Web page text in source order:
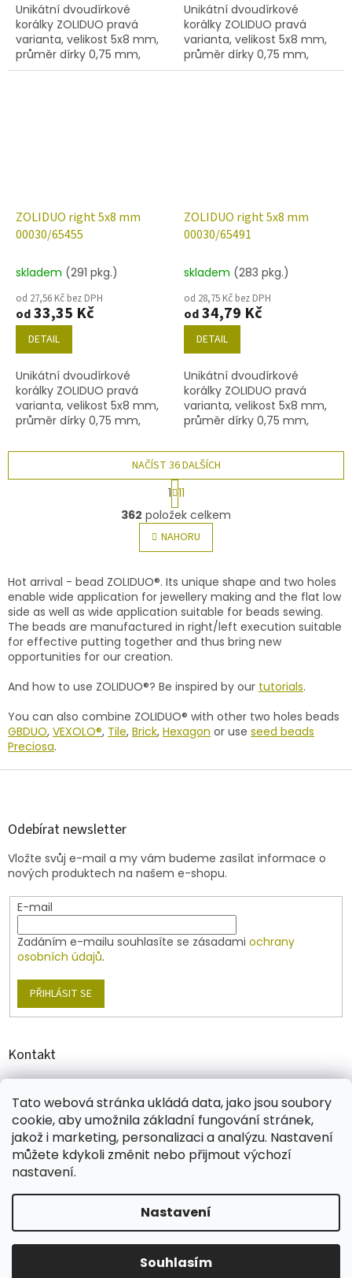
Tato webová stránka ukládá data, jako jsou soubory
cookie, aby umožnila základní fungování stránek,
jakož i marketing, personalizaci a analýzu. Nastavení
můžete kdykoli změnit nebo přijmout výchozí
nastavení.
Nastavení
Souhlasím
Unikátní dvoudírkové
korálky ZOLIDUO pravá
varianta, velikost 5x8 mm,
průměr dírky 0,75 mm,
obsah balení 20 ks nebo
Unikátní dvoudírkové
korálky ZOLIDUO pravá
varianta, velikost 5x8 mm,
průměr dírky 0,75 mm,
obsah balení 20 ks nebo
ZOLIDUO right 5x8 mm
00030/65455
skladem (291 pkg.)
od 27,56 Kč bez DPH
od33,35 Kč
DETAIL
Unikátní dvoudírkové
korálky ZOLIDUO pravá
varianta, velikost 5x8 mm,
průměr dírky 0,75 mm,
níže uvedené. Barva křišťál
ZOLIDUO right 5x8 mm
00030/65491
skladem (283 pkg.)
od 28,75 Kč bez DPH
od34,79 Kč
DETAIL
Unikátní dvoudírkové
korálky ZOLIDUO pravá
varianta, velikost 5x8 mm,
průměr dírky 0,75 mm,
níže uvedené. Barva křišťál
s listrem 65492
O
v
l
á
a
c
í
p
r
y
ý
p
u
NAČÍST 36 DALŠÍCH
S
t
r
á
n
k
v
á
n
í
1 11
362 položek celkem
NAHORU
Hot arrival - bead ZOLIDUO®. Its unique shape and two holes
enable wide application for jewellery making and the flat low
side as well as wide application suitable for beads sewing.
The beads are manufactured in right/left execution suitable
for effective putting together and thus bring new
opportunities for our creation.
And how to use ZOLIDUO®? Be inspired by our tutorials.
You can also combine ZOLIDUO® with other two holes beads
GBDUO, VEXOLO®, Tile, Brick, Hexagon or use seed beads
Preciosa.
Z
Odebírat newsletter
Vložte svůj e-mail a my vám budeme zasílat informace o
nových produktech na našem e-shopu.
E-mail
Zadáním e-mailu souhlasíte se zásadami ochrany
osobních údajů.
PŘIHLÁSIT SE
Kontakt
+420 774 431 432
Copyright 2026E-shop JABLONEX. Všechna práva
vyhrazena.